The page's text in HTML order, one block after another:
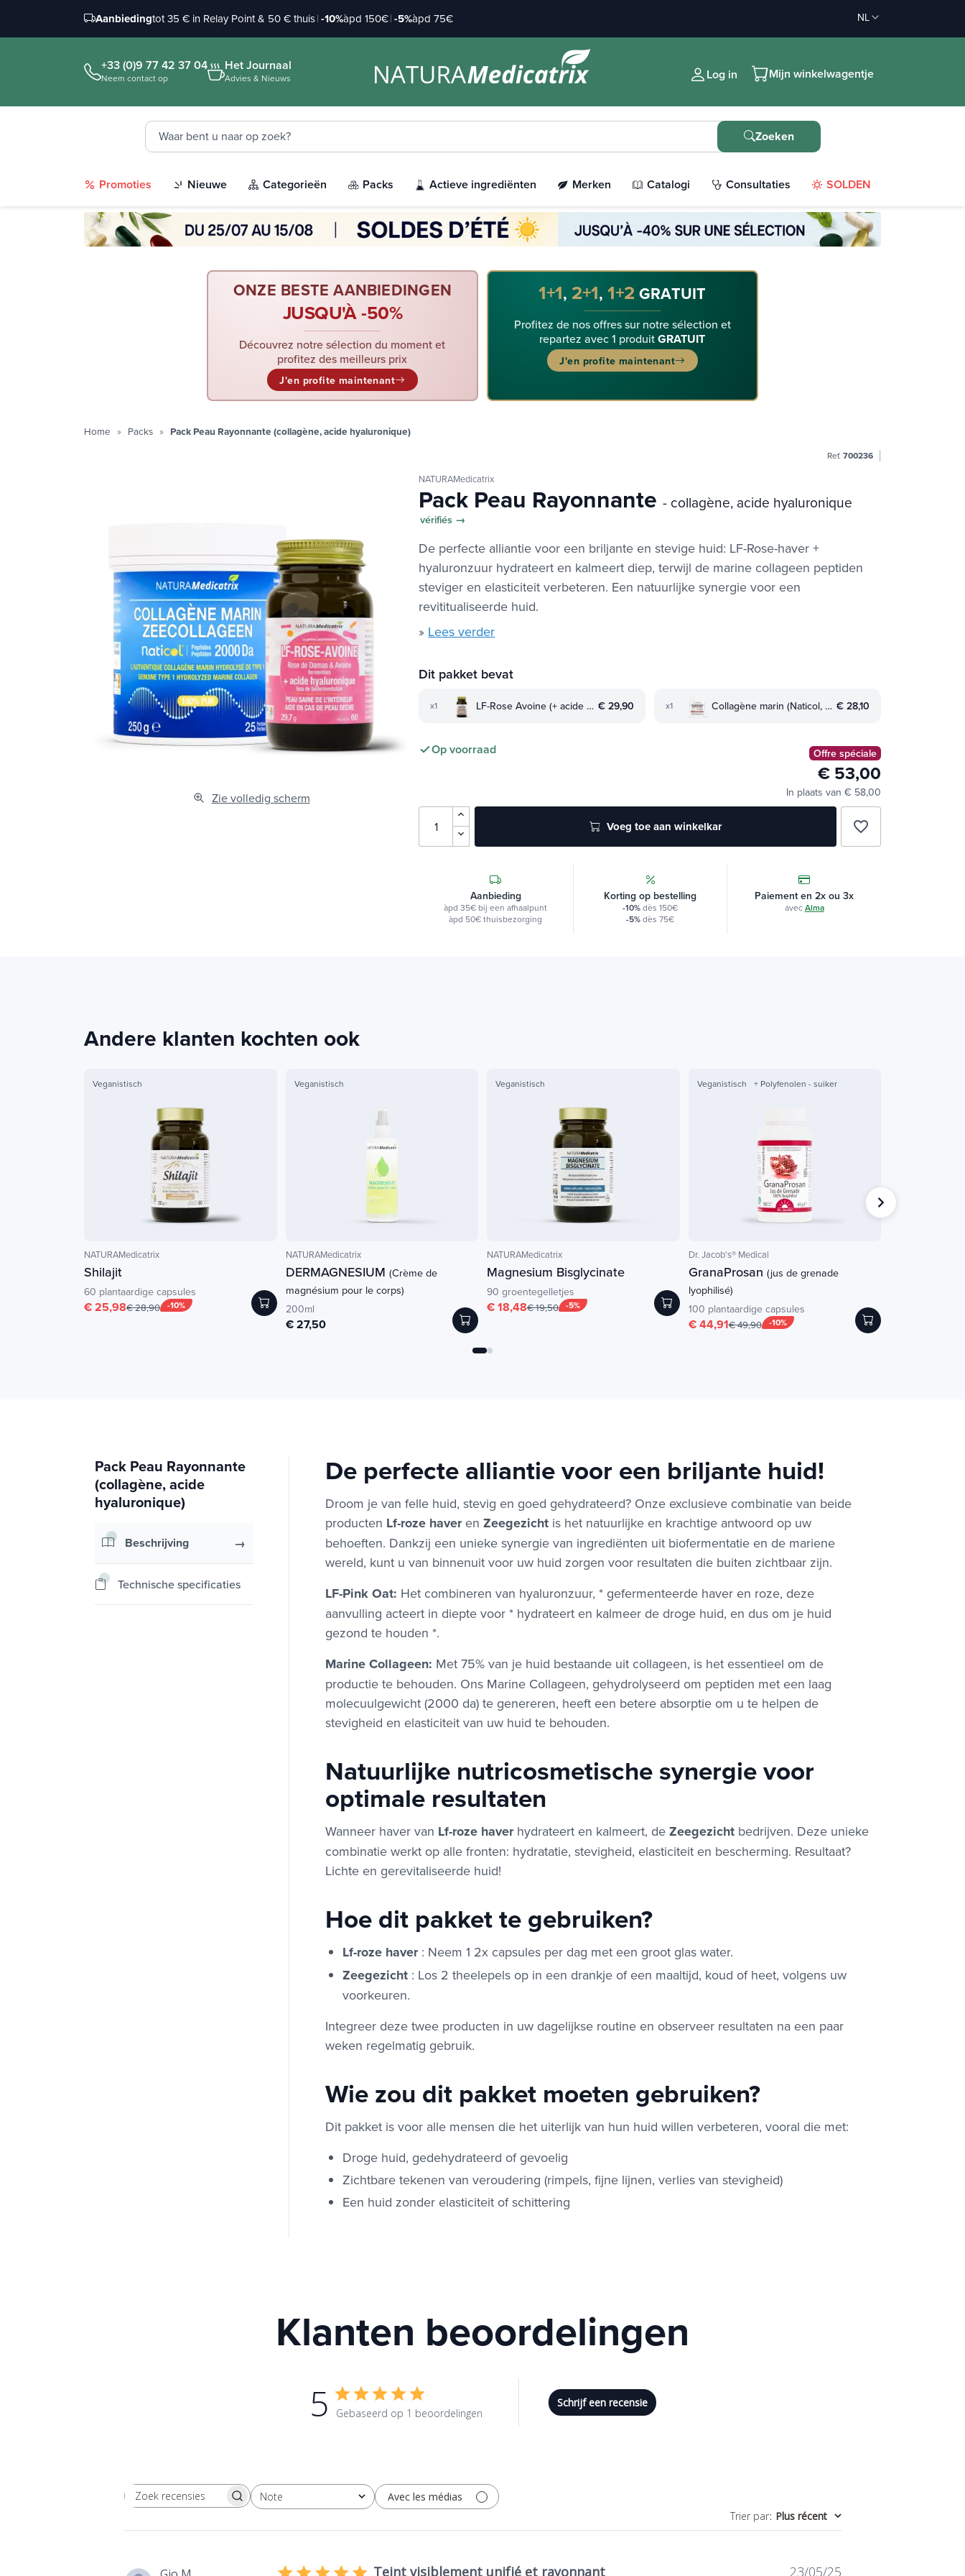
Aanbiedingtot 35 € in Relay Point & 50 € thuis|-10%àpd 150€|-5%àpd 75€ NL
+33 (0)9 77 42 37 04
Neem contact op
Het Journaal
Advies & Nieuws Log in Mijn winkelwagentje
Zoeken
Promoties Nieuwe Categorieën Packs Actieve ingrediënten Merken Catalogi Consultaties SOLDEN
ONZE BESTE AANBIEDINGEN
JUSQU'À -50%
Découvrez notre sélection du moment et
profitez des meilleurs prix
J'en profite maintenant
1+1, 2+1,1+2 GRATUIT
Profitez de nos offres sur notre sélection et
repartez avec 1 produitGRATUIT
J'en profite maintenant
Home Packs Pack Peau Rayonnante (collagène, acide hyaluronique)
Zie volledig scherm
Ref. 700236
NATURAMedicatrix
Pack Peau Rayonnante- collagène, acide hyaluronique
vérifiés →
De perfecte alliantie voor een briljante en stevige huid: LF-Rose-haver +
hyaluronzuur hydrateert en kalmeert diep, terwijl de marine collageen peptiden
steviger en elasticiteit verbeteren. Een natuurlijke synergie voor een
revititualiseerde huid.
» Lees verder
Dit pakket bevat
x1 LF-Rose Avoine (+ acide hyaluronique) € 29,90 x1 Collagène marin (Naticol, peptides 2000 Da) € 28,10
Op voorraad Offre spéciale
€ 53,00
In plaats van € 58,00
Voeg toe aan winkelkar favorite_border
Aanbieding
àpd 35€ bij een afhaalpunt
àpd 50€ thuisbezorging
Korting op bestelling
-10%dès 150€
-5%dès 75€
Paiement en 2x ou 3x
avec Alma
Andere klanten kochten ook
Veganistisch
NATURAMedicatrix
Shilajit
60 plantaardige capsules
-10%
€ 25,98€ 28,90
Veganistisch
NATURAMedicatrix
DERMAGNESIUM (Crème de
magnésium pour le corps)
200ml
€ 27,50
Veganistisch
NATURAMedicatrix
Magnesium Bisglycinate
90 groentegelletjes
-5%
€ 18,48€ 19,50
Veganistisch + Polyfenolen - suiker
Dr. Jacob's® Medical
GranaProsan (jus de grenade
lyophilisé)
100 plantaardige capsules
-10%
€ 44,91€ 49,90
Pack Peau Rayonnante
(collagène, acide
hyaluronique)
Beschrijving
Technische specificaties
De perfecte alliantie voor een briljante huid!
Droom je van felle huid, stevig en goed gehydrateerd? Onze exclusieve combinatie van beide
producten Lf-roze haveren Zeegezicht is het natuurlijke en krachtige antwoord op uw
behoeften. Dankzij een unieke synergie van ingrediënten uit biofermentatie en de mariene
wereld, kunt u van binnenuit voor uw huid zorgen voor resultaten die buiten zichtbaar zijn.
LF-Pink Oat: Het combineren van hyaluronzuur, * gefermenteerde haver en roze, deze
aanvulling acteert in diepte voor * hydrateert en kalmeer de droge huid, en dus om je huid
gezond te houden *.
Marine Collageen: Met 75% van je huid bestaande uit collageen, is het essentieel om de
productie te behouden. Ons Marine Collageen, gehydrolyseerd om peptiden met een laag
molecuulgewicht (2000 da) te genereren, heeft een betere absorptie om u te helpen de
stevigheid en elasticiteit van uw huid te behouden.
Natuurlijke nutricosmetische synergie voor
optimale resultaten
Wanneer haver van Lf-roze haverhydrateert en kalmeert, de Zeegezicht bedrijven. Deze unieke
combinatie werkt op alle fronten: hydratatie, stevigheid, elasticiteit en bescherming. Resultaat?
Lichte en gerevitaliseerde huid!
Hoe dit pakket te gebruiken?
Lf-roze haver: Neem 1 2x capsules per dag met een groot glas water.
Zeegezicht : Los 2 theelepels op in een drankje of een maaltijd, koud of heet, volgens uw
voorkeuren.
Integreer deze twee producten in uw dagelijkse routine en observeer resultaten na een paar
weken regelmatig gebruik.
Wie zou dit pakket moeten gebruiken?
Dit pakket is voor alle mensen die het uiterlijk van hun huid willen verbeteren, vooral die met:
Droge huid, gedehydrateerd of gevoelig
Zichtbare tekenen van veroudering (rimpels, fijne lijnen, verlies van stevigheid)
Een huid zonder elasticiteit of schittering
Klanten beoordelingen
5 Gebaseerd op 1 beoordelingen
Schrijf een recensie
Rechercher des avis
Note
Toutes les évaluations
Avec les médias
Trier par: Plus récent
Teint visiblement unifié et rayonnant Date
23/05/25